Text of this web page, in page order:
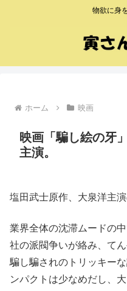
物欲に身
ホーム 映画
映画「騙し絵の牙
主演。
塩田武士原作、大泉洋主
業界全体の沈滞ムードの
社の派閥争いが絡み、て
騙し騙されのトリッキー
ンパクトは少なめだし、